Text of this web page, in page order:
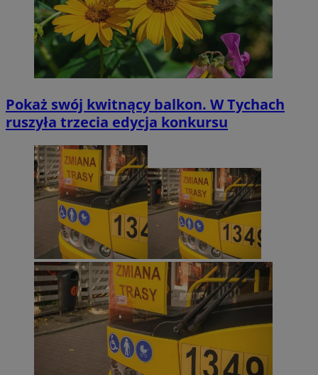
Pokaż swój kwitnący balkon. W Tychach
ruszyła trzecia edycja konkursu